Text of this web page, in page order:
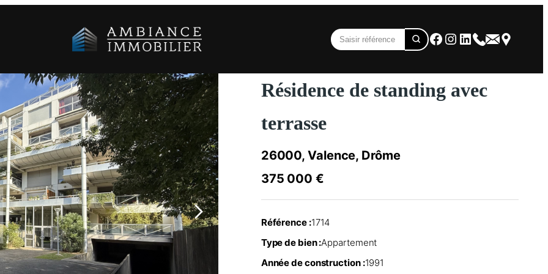
Facebook
Instagram
LinkedIn
Résidence de standing avec
terrasse
26000, Valence, Drôme
375 000 €
Référence :1714
Type de bien :Appartement
Année de construction :1991